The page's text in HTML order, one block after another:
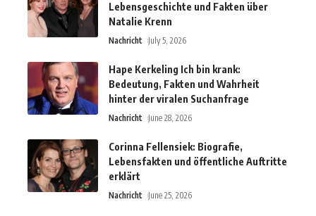
Lebensgeschichte und Fakten über
Natalie Krenn
Nachricht July 5, 2026
Hape Kerkeling Ich bin krank:
Bedeutung, Fakten und Wahrheit
hinter der viralen Suchanfrage
Nachricht June 28, 2026
Corinna Fellensiek: Biografie,
Lebensfakten und öffentliche Auftritte
erklärt
Nachricht June 25, 2026